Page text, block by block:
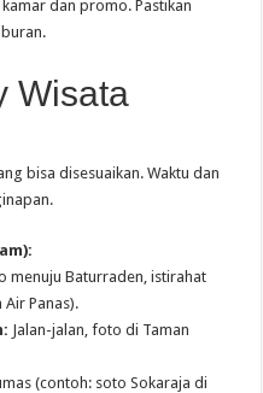
dan promo. Pastikan
Wisata
bisa disesuaikan. Waktu dan
menuju Baturraden, istirahat
Panas).
Jalan-jalan, foto di Taman
(contoh: soto Sokaraja di